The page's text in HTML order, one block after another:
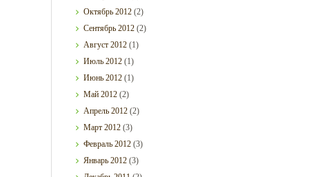
Октябрь2012 (2)
Сентябрь2012 (2)
Август2012 (1)
Июль2012 (1)
Июнь2012 (1)
Май2012 (2)
Апрель2012 (2)
Март2012 (3)
Февраль2012 (3)
Январь2012 (3)